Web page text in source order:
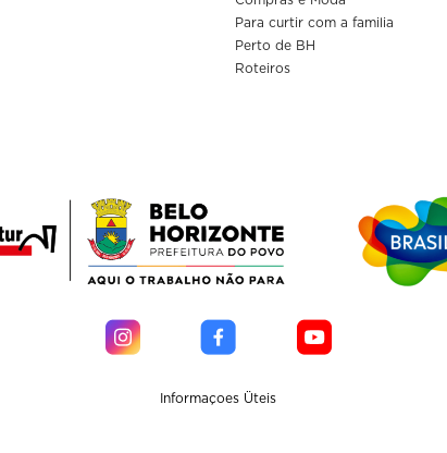
Para curtir com a familia
Perto de BH
Roteiros
Informaçoes Üteis